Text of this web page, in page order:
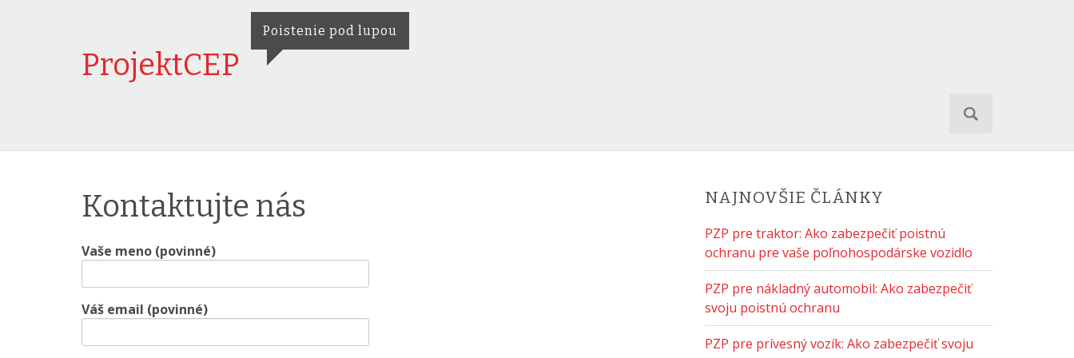
ProjektCEP
Poistenie pod lupou
r
:
Kontaktujte nás
Vaše meno (povinné)
Váš email (povinné)
NAJNOVŠIE ČLÁNKY
PZP pre traktor: Ako zabezpečiť poistnú
ochranu pre vaše poľnohospodárske vozidlo
PZP pre nákladný automobil: Ako zabezpečiť
svoju poistnú ochranu
PZP pre prívesný vozík: Ako zabezpečiť svoju